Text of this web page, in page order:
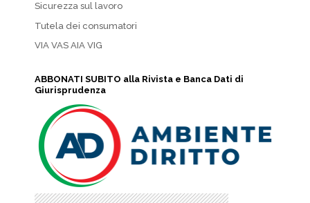
Sicurezza sul lavoro
Tutela dei consumatori
VIA VAS AIA VIG
ABBONATI SUBITO alla Rivista e Banca Dati di
Giurisprudenza